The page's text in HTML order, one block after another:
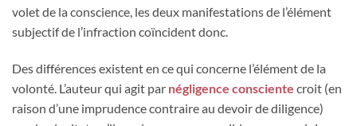
volet de la conscience, les deux manifestations de l’élément
subjectif de l’infraction coïncident donc.
Des différences existent en ce qui concerne l’élément de la
volonté. L’auteur qui agit par négligence consciente croit (en
raison d’une imprudence contraire au devoir de diligence)